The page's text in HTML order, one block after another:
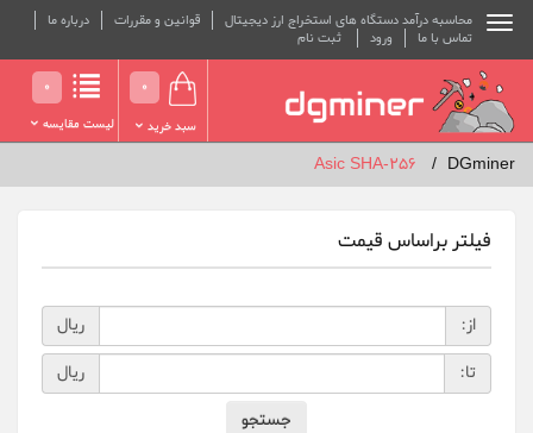
محاسبه درآمد دستگاه های استخراج ارز دیجیتال قوانین و مقررات
درباره ما
تماس با ما
ورود ثبت نام
0
سبد خرید
0
لیست مقایسه
DGminer
فیلتر براساس قیمت
از:
ريال
تا:
ريال